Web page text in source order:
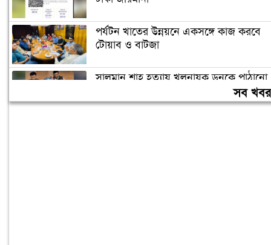
পর্যটন খাতের উন্নয়নে একসঙ্গে কাজ করবে
টোয়াব ও বাটজা
সালমান শাহ হত্যায় খলনায়ক ডনকে পাঠানো
সব